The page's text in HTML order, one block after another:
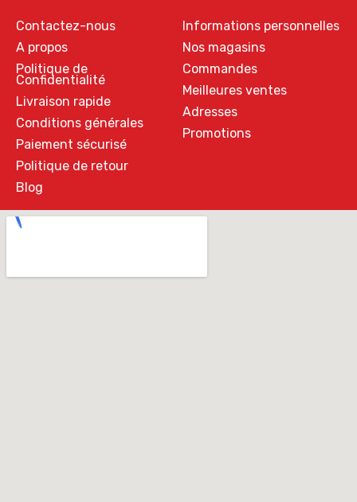
Contactez-nous
A propos
Politique de
Confidentialité
Livraison rapide
Conditions générales
Paiement sécurisé
Politique de retour
Blog
Informations personnelles
Nos magasins
Commandes
Meilleures ventes
Adresses
Promotions